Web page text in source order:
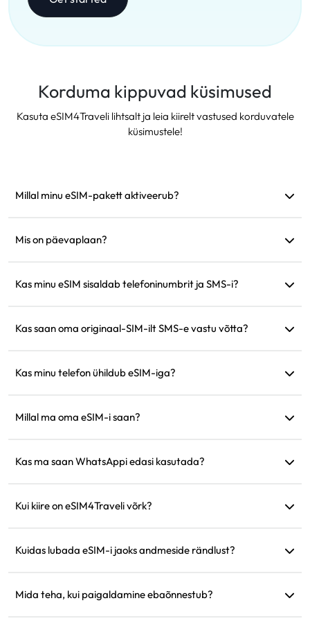
Korduma kippuvad küsimused
Kasuta eSIM4Traveli lihtsalt ja leia kiirelt vastused korduvatele
küsimustele!
Millal minu eSIM-pakett aktiveerub?
Soovitame see enne reisi paigaldada.
Mis on päevaplaan?
kell 9.00. Kui päeva andmemaht saab täis, langeb kiirus 128
Kas minu eSIM sisaldab telefoninumbrit ja SMS-i?
kasutada rakendusi nagu WhatsApp.
Kas saan oma originaal-SIM-ilt SMS-e vastu võtta?
korraga, et reisides näiteks krediitkaarditeavitusi vastu võtta.
Kas minu telefon ühildub eSIM-iga?
kinnitada, kas teie seade toetab eSIM-i.
Millal ma oma eSIM-i saan?
jaotises 'Minu eSIM'.
Kas ma saan WhatsAppi edasi kasutada?
samaks.
Kui kiire on eSIM4Traveli võrk?
tugevus sõltub kohalikust teenusepakkujast.
Kuidas lubada eSIM-i jaoks andmeside rändlust?
'Mobiiliteenus' ja lubage 'Andmeside rändlus'.
Mida teha, kui paigaldamine ebaõnnestub?